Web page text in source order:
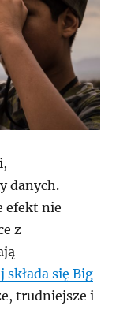
danych.
efekt nie
z
składa się Big
trudniejsze i